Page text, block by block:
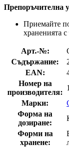
Препоръчителна
Приемайте
храненията
Арт.-№:
Съдържание:
EAN:
Номер на
производителя:
Марки:
Форма на
дозиране:
Форми на
хранене: